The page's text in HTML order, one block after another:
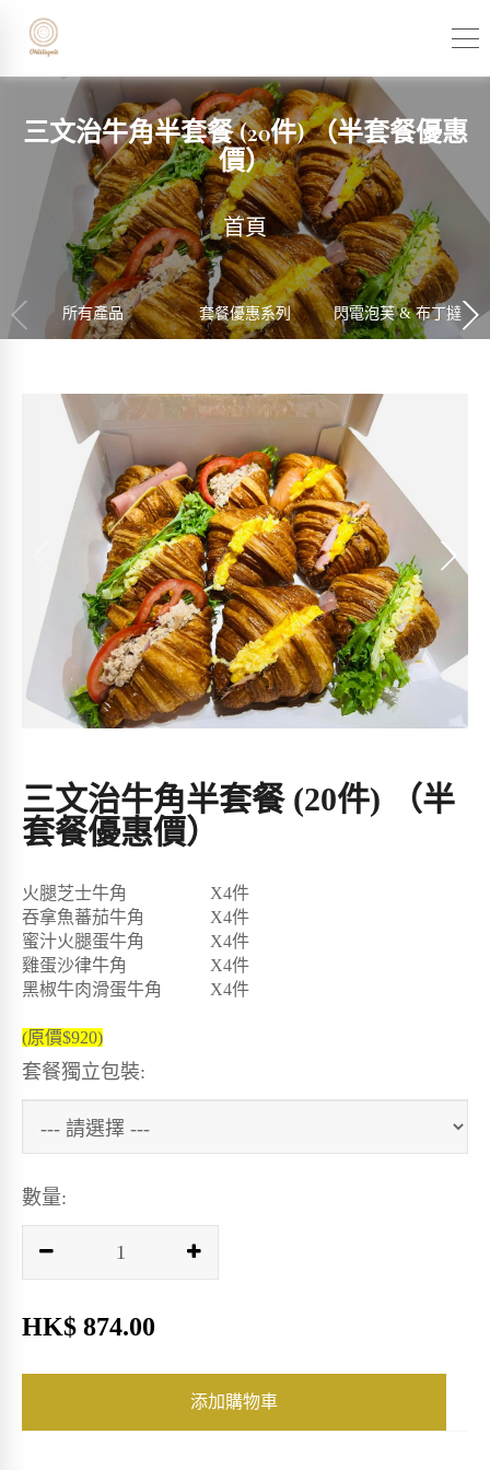
首頁
三文治牛角半套餐 (20件) （半套餐優惠
價）
所有產品 套餐優惠系列 閃電泡芙 & 布丁撻
三文治牛角半套餐 (20件) （半
套餐優惠價）
火腿芝士牛角 X4件
吞拿魚蕃茄牛角 X4件
蜜汁火腿蛋牛角 X4件
雞蛋沙律牛角 X4件
黑椒牛肉滑蛋牛角 X4件
(原價$920)
套餐獨立包裝:
數量:
HK$ 874.00
添加購物車